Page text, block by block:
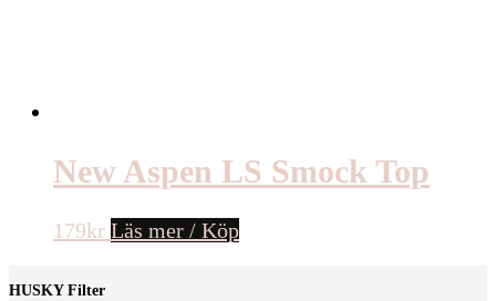
New Aspen LS Smock Top
179kr Läs mer / Köp
HUSKY Filter